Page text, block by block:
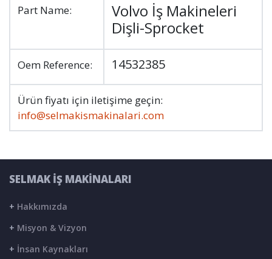
Part Name:
Volvo İş Makineleri
Dişli-Sprocket
Oem Reference: 14532385
Ürün fiyatı için iletişime geçin:
info@selmakismakinalari.com
SELMAK İŞ MAKİNALARI
+ Hakkımızda
+ Misyon & Vizyon
+ İnsan Kaynakları